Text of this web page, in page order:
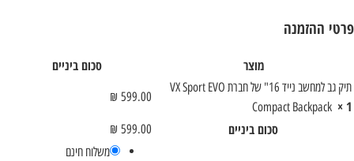
פרטי ההזמנה
מוצר סכום ביניים
תיק גב למחשב נייד 16" של חברת VX Sport EVO
Compact Backpack × 1
₪ 599.00
סכום ביניים ₪ 599.00
משלוח חינם